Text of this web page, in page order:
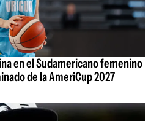
en el Sudamericano femenino
de la AmeriCup 2027